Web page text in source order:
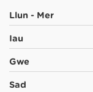
Llun - Mer
Iau
Gwe
Sad